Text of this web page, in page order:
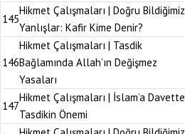
145
Hikmet Çalışmaları | Doğru Bildiğimiz
Yanlışlar: Kafir Kime Denir?
146
Hikmet Çalışmaları | Tasdik
Bağlamında Allah’ın Değişmez
Yasaları
147
Hikmet Çalışmaları | İslam’a Davette
Tasdikin Önemi